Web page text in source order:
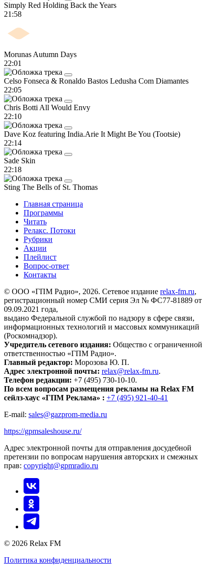
Simply Red Holding Back the Years
21:58
Morunas Autumn Days
22:01
Celso Fonseca & Ronaldo Bastos Ledusha Com Diamantes
22:05
Chris Botti All Would Envy
22:10
Dave Koz featuring India.Arie It Might Be You (Tootsie)
22:14
Sade Skin
22:18
Sting The Bells of St. Thomas
Главная страница
Программы
Читать
Релакс. Потоки
Рубрики
Акции
Плейлист
Вопрос-ответ
Контакты
© ООО «ГПМ Радио», 2026. Сетевое издание relax-fm.ru,
регистрационный номер СМИ серия Эл № ФС77-81889 от
09.09.2021 года,
выдано Федеральной службой по надзору в сфере связи,
информационных технологий и массовых коммуникаций
(Роскомнадзор).
Учредитель сетевого издания: Общество с ограниченной
ответственностью «ГПМ Радио».
Главный редактор: Морозова Ю. П.
Адрес электронной почты: relax@relax-fm.ru.
Телефон редакции: +7 (495) 730-10-10.
По всем вопросам размещения рекламы на Relax FM
сейлз-хаус «ГПМ Реклама» : +7 (495) 921-40-41
E-mail: sales@gazprom-media.ru
https://gpmsaleshouse.ru/
Адрес электронной почты для отправления досудебной
претензии по вопросам нарушения авторских и смежных
прав: copyright@gpmradio.ru
© 2026 Relax FM
Политика конфиденциальности